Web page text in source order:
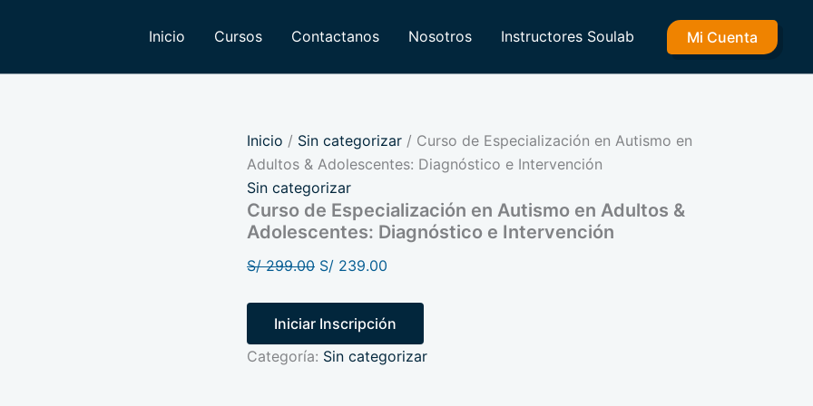
Inicio Cursos Contactanos Nosotros Instructores Soulab Mi Cuenta
Inicio / Sin categorizar / Curso de Especialización en Autismo en
Adultos & Adolescentes: Diagnóstico e Intervención
Sin categorizar
Curso de Especialización en Autismo en Adultos &
Adolescentes: Diagnóstico e Intervención
S/299.00
precio
S/ 239.00
precio
Especialización
&
Adolescentes:
Diagnóstico
e
Intervención
cantidad
Iniciar Inscripción
Categoría: Sin categorizar